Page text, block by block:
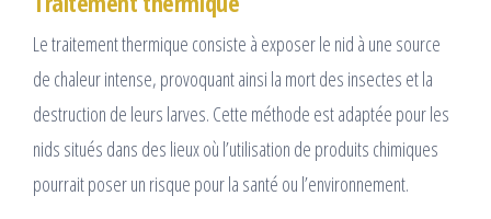
Le traitement thermique consiste à exposer le nid à une source
de chaleur intense, provoquant ainsi la mort des insectes et la
destruction de leurs larves. Cette méthode est adaptée pour les
nids situés dans des lieux où l’utilisation de produits chimiques
pourrait poser un risque pour la santé ou l’environnement.